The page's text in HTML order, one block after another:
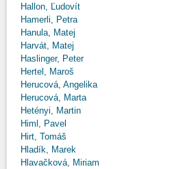
Hallon, Ľudovít
Hamerli, Petra
Hanula, Matej
Harvát, Matej
Haslinger, Peter
Hertel, Maroš
Herucová, Angelika
Herucová, Marta
Hetényi, Martin
Himl, Pavel
Hirt, Tomáš
Hladík, Marek
Hlavačková, Miriam